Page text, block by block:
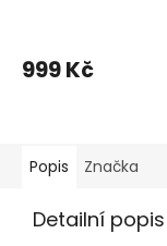
999 Kč
Popis Značka
Detailní